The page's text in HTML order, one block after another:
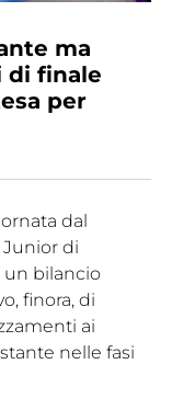
ma
di finale
per
dal
di
un bilancio
finora, di
ai
nelle fasi